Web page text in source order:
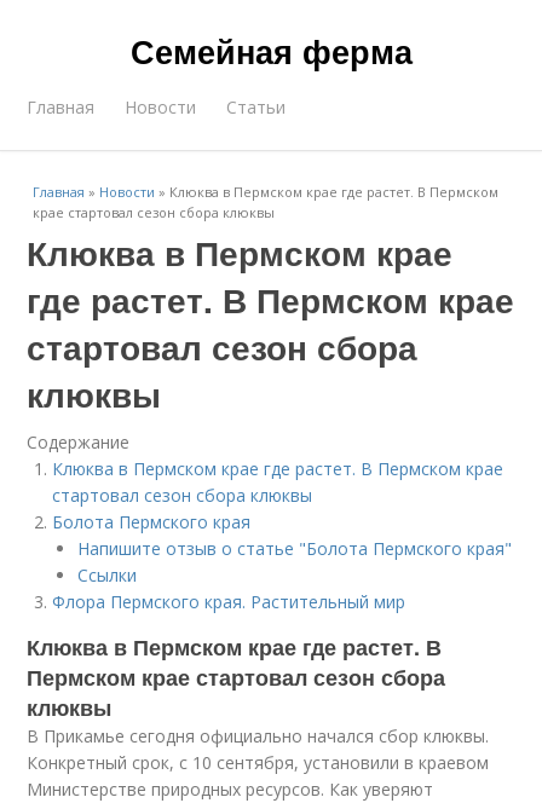
Семейная ферма
Главная Новости Статьи
Главная » Новости » Клюква в Пермском крае где растет. В Пермском
крае стартовал сезон сбора клюквы
Клюква в Пермском крае
где растет. В Пермском крае
стартовал сезон сбора
клюквы
Содержание
Клюква в Пермском крае где растет. В Пермском крае
стартовал сезон сбора клюквы
Болота Пермского края
Напишите отзыв о статье "Болота Пермского края"
Ссылки
Флора Пермского края. Растительный мир
Клюква в Пермском крае где растет. В
Пермском крае стартовал сезон сбора
клюквы
В Прикамье сегодня официально начался сбор клюквы.
Конкретный срок, с 10 сентября, установили в краевом
Министерстве природных ресурсов. Как уверяют